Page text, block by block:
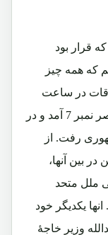
قرار بود
که همه چیز
در ساعت
8:30 شام تعیین گردیده بود. عبدالله به قصر نمبر 7 آمد و در
رفت. از
بین آنها،
ملل متحد
یکدیگر خود
وزیر خاجۀ